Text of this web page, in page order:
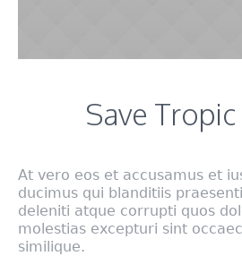
Save
At vero eos et accusamus et
ducimus qui blanditiis
deleniti atque corrupti quos
molestias excepturi sint
similique.